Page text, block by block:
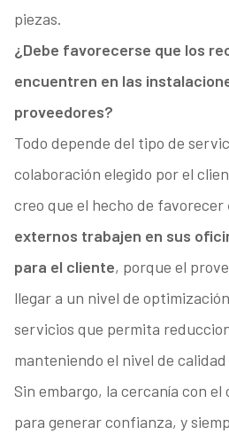
piezas.
¿Debe favorecerse que los
encuentren en las
proveedores?
Todo depende del tipo de
colaboración elegido por el
creo que el hecho de favorecer
externos trabajen en sus
para el cliente, porque el
llegar a un nivel de
servicios que permita
manteniendo el nivel de
Sin embargo, la cercanía con
para generar confianza, y